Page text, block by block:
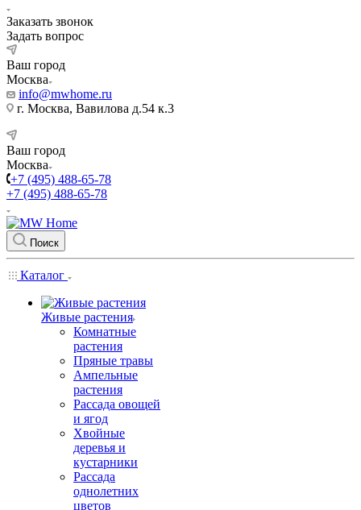
Заказать звонок
Задать вопрос
Ваш город
Москва
info@mwhome.ru
г. Москва, Вавилова д.54 к.3
Ваш город
Москва
+7 (495) 488-65-78
+7 (495) 488-65-78
Поиск
Каталог
Живые растения
Комнатные
растения
Пряные травы
Ампельные
растения
Рассада овощей
и ягод
Хвойные
деревья и
кустарники
Рассада
однолетних
цветов